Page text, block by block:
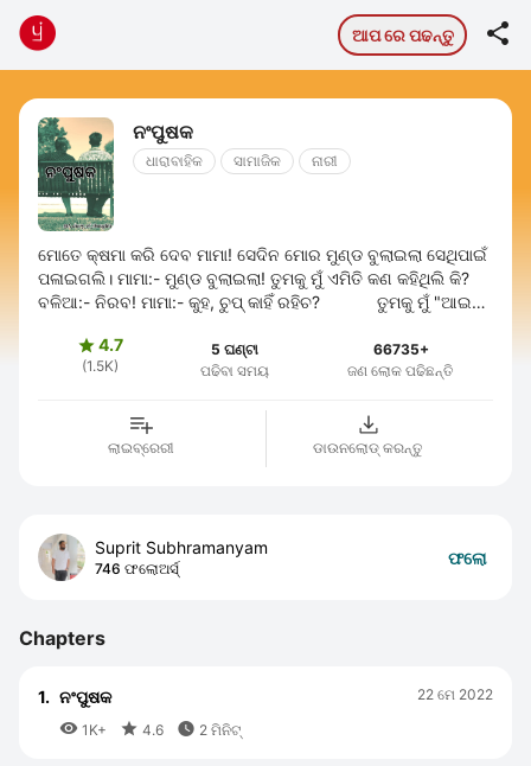
ଆପ ରେ ପଢନ୍ତୁ 
ନ‍ଂପୁଷକ
ଧାରାବାହିକ ସାମାଜିକ ନାରୀ
ମୋତେ କ୍ଷମା କରି ଦେବ ମାମା! ସେଦିନ ମୋର ମୁଣ୍ଡ ବୁଲାଇଲା ସେଥିପାଇଁ
ପଳାଇଗଲି। ମାମା:- ମୁଣ୍ଡ ବୁଲାଇଲା! ତୁମକୁ ମୁଁ ଏମିତି କଣ କହିଥିଲି କି?
ବଳିଆ:- ନିରବ! ମାମା:- କୁହ, ଚୁପ୍ କାହିଁ ରହିଚ? ତୁମକୁ ମୁଁ "ଆଇ
4.7
(1.5K)
5 ଘଣ୍ଟା
ପଢିବା ସମୟ
66735+
ଜଣ ଲୋକ ପଢିଛନ୍ତି
ଲାଇବ୍ରେରୀ ଡାଉନଲୋଡ୍ କରନ୍ତୁ
Suprit Subhramanyam
746 ଫଲୋଅର୍ସ୍
ଫଲୋ
Chapters
1. ନ‍ଂପୁଷକ
 1K+  4.6  2 ମିନିଟ୍
22 ମେ 2022